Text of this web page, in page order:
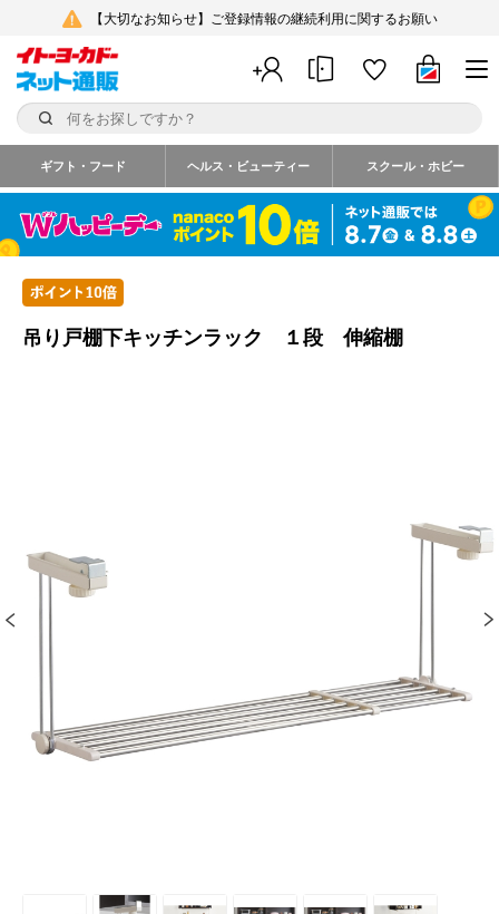
【大切なお知らせ】ご登録情報の継続利用に関するお願い
ギフト・フード ヘルス・ビューティー スクール・ホビー
吊り戸棚下キッチンラック １段 伸縮棚